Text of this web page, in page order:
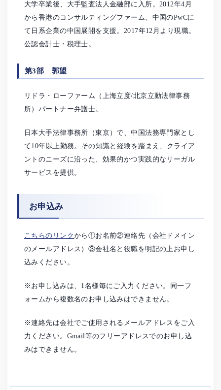
大学卒業後、大手監査法人金融部に入所。2012年4月
から香港のコンサルティングファーム、中国のPwCに
て日系企業の中国展開を支援。2017年12月より現職。
公認会計士・税理士。
第3部 郭望
リドラ・ローファーム（上海立度/北京立動法律事務
所）パートナー弁護士。
日本大手法律事務所（東京）で、中国法務専門家とし
て10年以上勤務。その知識と経験を踏まえ、クライア
ントのニーズに沿った、効果的かつ実践的なリーガル
サービスを提供。
お申込み
こちらのリンクから①お名前②連絡先（会社ドメイン
のメールアドレス）③会社名と役職を明記の上お申し
込みください。
※お申し込みは、1名様毎にご入力ください。同一フ
ォームから複数名のお申し込みはできません。
※連絡先は会社でご使用されるメールアドレスをご入
力ください。Gmail等のフリーアドレスでのお申し込
みはできません。